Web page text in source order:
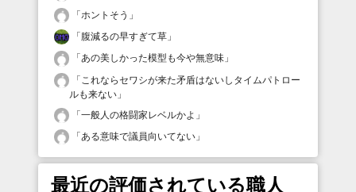
「ホントそう 」
「腹減るの早すぎて草 」
「あの美しかった模型も今や無意味 」
「 これならセワシが来た矛盾はないしタイムパトロー
ルも来ない 」
「一般人の格闘家レベルかよ 」
「ある意味で議員向いてない 」
最近の評価されている職人